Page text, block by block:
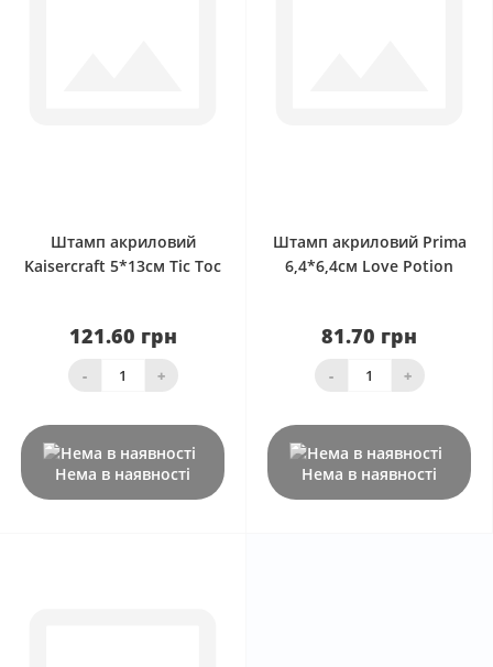
Штамп акриловий
Kaisercraft 5*13см Tic Toc
121.60 грн
- +
Нема в наявності
Штамп акриловий Prima
6,4*6,4см Love Potion
81.70 грн
- +
Нема в наявності